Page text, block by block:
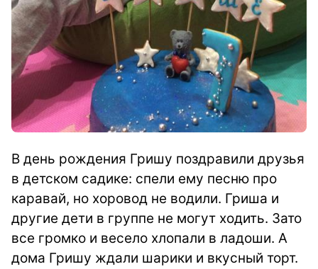
В день рождения Гришу поздравили друзья
в детском садике: спели ему песню про
каравай, но хоровод не водили. Гриша и
другие дети в группе не могут ходить. Зато
все громко и весело хлопали в ладоши. А
дома Гришу ждали шарики и вкусный торт.